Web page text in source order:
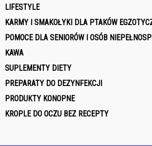
LIFESTYLE
KARMY I SMAKOŁYKI DLA PTAKÓW
POMOCE DLA SENIORÓW I OSÓB
KAWA
SUPLEMENTY DIETY
PREPARATY DO DEZYNFEKCJI
PRODUKTY KONOPNE
KROPLE DO OCZU BEZ RECEPTY